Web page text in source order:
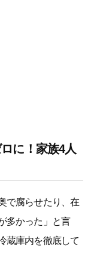
に！家族4人
で腐らせたり、在
多かった」と言
蔵庫内を徹底して